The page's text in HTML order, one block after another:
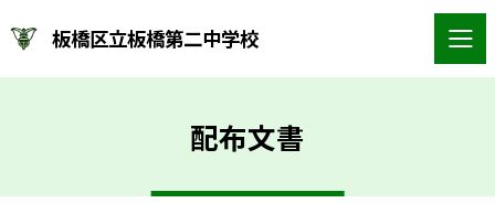
板橋区立板橋第二中学校
配布文書